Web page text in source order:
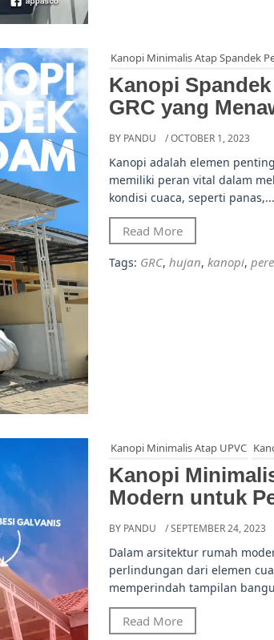
Kanopi Minimalis Atap Spandek
Kanopi
GRC yang
BY PANDU / OCTOBER 1, 2023
Kanopi adalah elemen
memiliki peran vital dalam
kondisi cuaca, seperti panas,...
Read More
Tags: GRC,hujan,kanopi,
Kanopi Minimalis Atap UPVC
Kanopi
Modern untuk
BY PANDU / SEPTEMBER 24, 2023
Dalam arsitektur rumah
perlindungan dari elemen
memperindah tampilan
Read More